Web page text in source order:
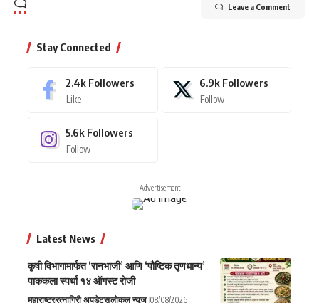
Leave a Comment
Stay Connected
2.4k Followers
Like
6.9k Followers
Follow
5.6k Followers
Follow
- Advertisement -
Latest News
कृषी विभागामार्फत ‘रानभाजी’ आणि ‘पौष्टिक तृणधान्य’
पाककला स्पर्धा १४ ऑगस्ट रोजी
महाराष्ट्ररत्नागिरी अपडेट्सलोकल न्यूज 08/08/2026